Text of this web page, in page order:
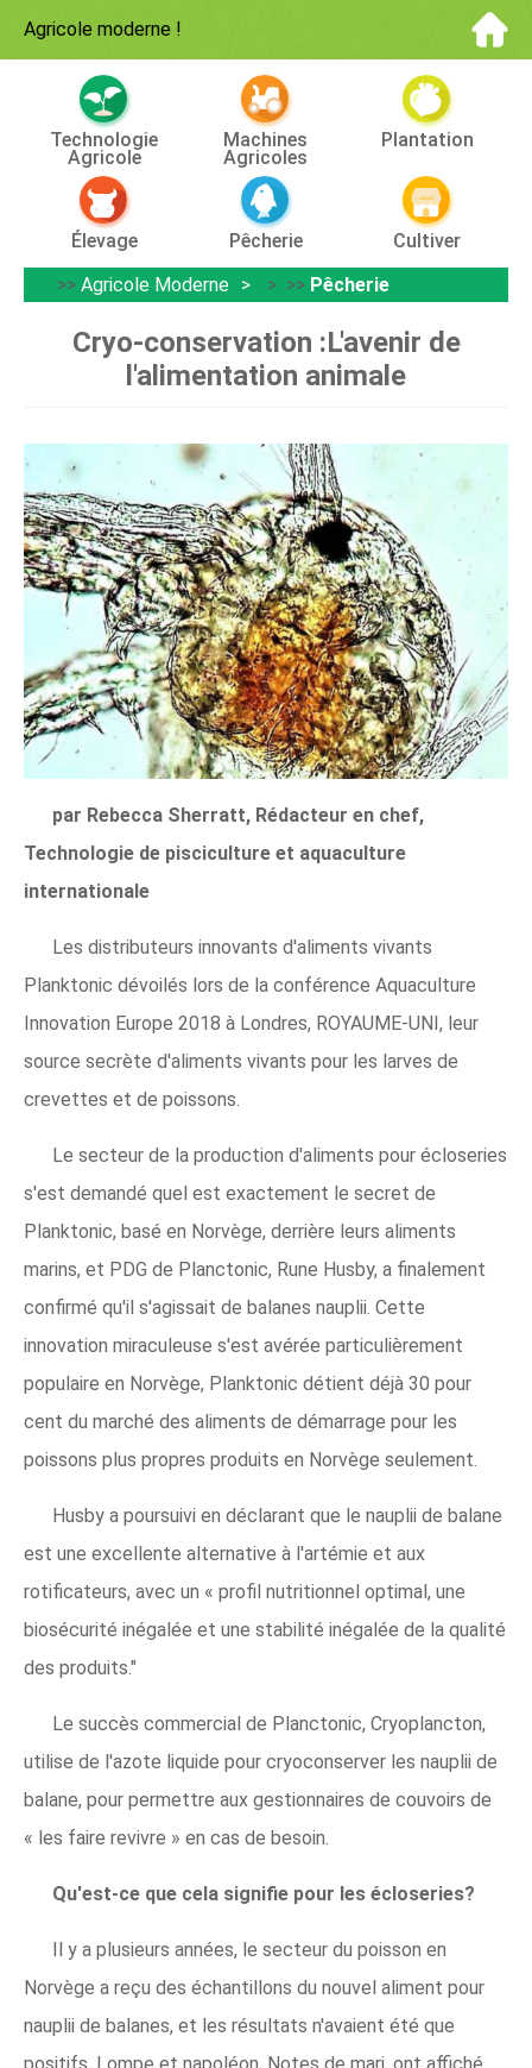
Agricole moderne !
Technologie
Agricole
Machines
Agricoles
Plantation
Élevage Pêcherie
Cultiver
>> Agricole Moderne > >> Pêcherie
Cryo-conservation :L'avenir de
l'alimentation animale
par Rebecca Sherratt, Rédacteur en chef,
Technologie de pisciculture et aquaculture
internationale
Les distributeurs innovants d'aliments vivants
Planktonic dévoilés lors de la conférence Aquaculture
Innovation Europe 2018 à Londres, ROYAUME-UNI, leur
source secrète d'aliments vivants pour les larves de
crevettes et de poissons.
Le secteur de la production d'aliments pour écloseries
s'est demandé quel est exactement le secret de
Planktonic, basé en Norvège, derrière leurs aliments
marins, et PDG de Planctonic, Rune Husby, a finalement
confirmé qu'il s'agissait de balanes nauplii. Cette
innovation miraculeuse s'est avérée particulièrement
populaire en Norvège, Planktonic détient déjà 30 pour
cent du marché des aliments de démarrage pour les
poissons plus propres produits en Norvège seulement.
Husby a poursuivi en déclarant que le nauplii de balane
est une excellente alternative à l'artémie et aux
rotificateurs, avec un « profil nutritionnel optimal, une
biosécurité inégalée et une stabilité inégalée de la qualité
des produits."
Le succès commercial de Planctonic, Cryoplancton,
utilise de l'azote liquide pour cryoconserver les nauplii de
balane, pour permettre aux gestionnaires de couvoirs de
« les faire revivre » en cas de besoin.
Qu'est-ce que cela signifie pour les écloseries?
Il y a plusieurs années, le secteur du poisson en
Norvège a reçu des échantillons du nouvel aliment pour
nauplii de balanes, et les résultats n'avaient été que